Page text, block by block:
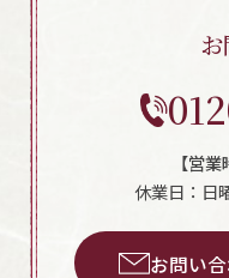
【営
休業日：日
お問い